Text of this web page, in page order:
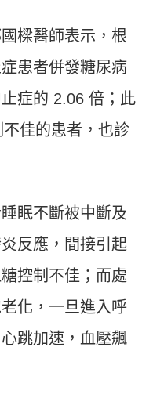
樑醫師表示，根
患者併發糖尿病
症的 2.06 倍；此
佳的患者，也診
眠不斷被中斷及
反應，間接引起
控制不佳；而處
化，一旦進入呼
跳加速，血壓飆